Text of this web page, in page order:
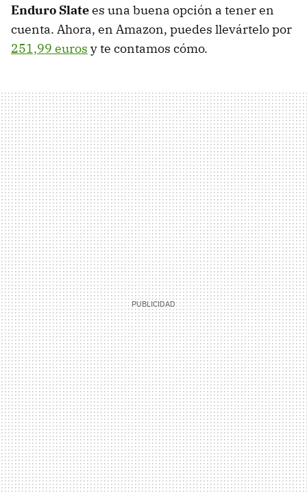
Enduro Slatees una buena opción a tener en
cuenta. Ahora, en Amazon, puedes llevártelo por
251,99 euros y te contamos cómo.